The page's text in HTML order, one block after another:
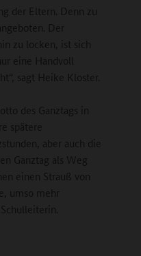
der Eltern. Denn zu
Der
zu locken, ist sich
eine Handvoll
sagt Heike Kloster.
des Ganztags in
spätere
aber auch die
Ganztag als Weg
einen Strauß von
umso mehr